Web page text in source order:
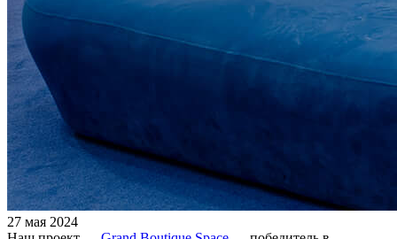
27 мая 2024